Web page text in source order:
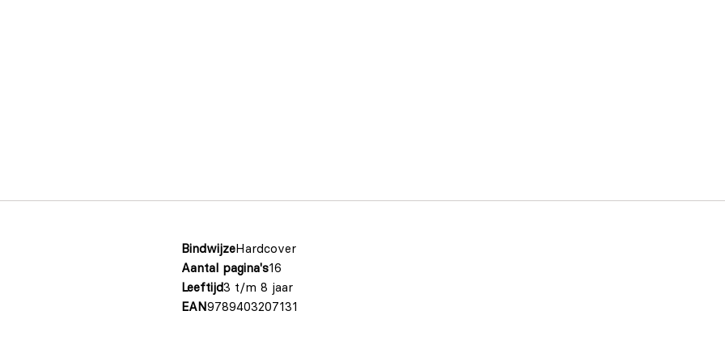
BindwijzeHardcover
Aantal pagina's16
Leeftijd3 t/m 8 jaar
EAN9789403207131